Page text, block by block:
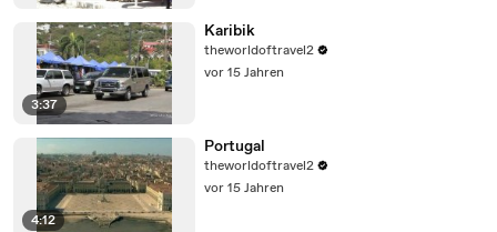
3:37
Karibik
theworldoftravel2
vor 15 Jahren
4:12
Portugal
theworldoftravel2
vor 15 Jahren